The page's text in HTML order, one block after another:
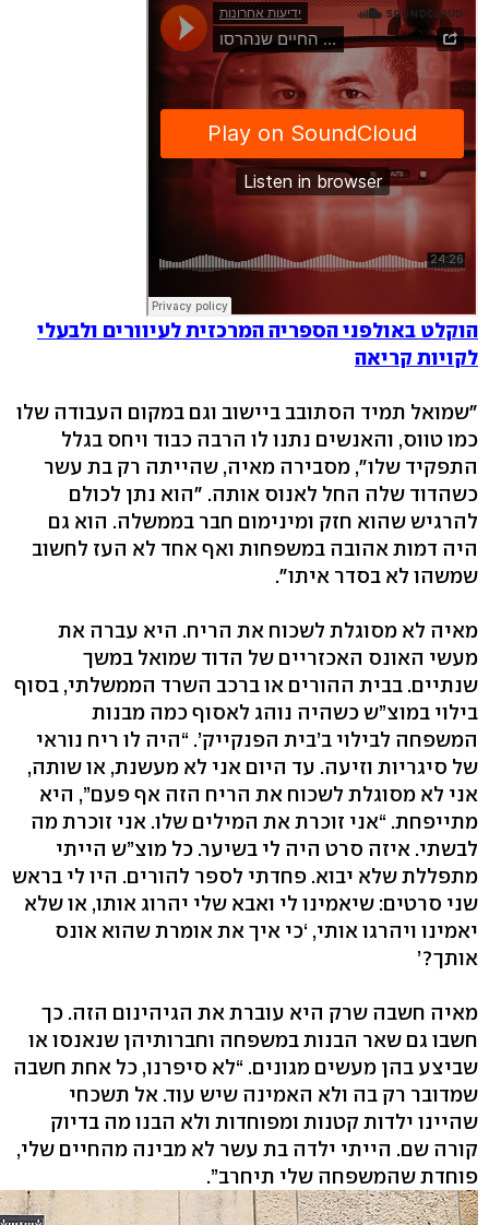
הוקלט באולפני הספריה המרכזית לעיוורים ולבעלי
לקויות קריאה
"שמואל תמיד הסתובב ביישוב וגם במקום העבודה שלו
כמו טווס, והאנשים נתנו לו הרבה כבוד ויחס בגלל
התפקיד שלו", מסבירה מאיה, שהייתה רק בת עשר
כשהדוד שלה החל לאנוס אותה. "הוא נתן לכולם
להרגיש שהוא חזק ומינימום חבר בממשלה. הוא גם
היה דמות אהובה במשפחות ואף אחד לא העז לחשוב
שמשהו לא בסדר איתו".
מאיה לא מסוגלת לשכוח את הריח. היא עברה את
מעשי האונס האכזריים של הדוד שמואל במשך
שנתיים. בבית ההורים או ברכב השרד הממשלתי, בסוף
בילוי במוצ”ש כשהיה נוהג לאסוף כמה מבנות
המשפחה לבילוי ב’בית הפנקייק’. “היה לו ריח נוראי
של סיגריות וזיעה. עד היום אני לא מעשנת, או שותה,
אני לא מסוגלת לשכוח את הריח הזה אף פעם”, היא
מתייפחת. “אני זוכרת את המילים שלו. אני זוכרת מה
לבשתי. איזה סרט היה לי בשיער. כל מוצ”ש הייתי
מתפללת שלא יבוא. פחדתי לספר להורים. היו לי בראש
שני סרטים: שיאמינו לי ואבא שלי יהרוג אותו, או שלא
יאמינו ויהרגו אותי, ‘כי איך את אומרת שהוא אונס
אותך?’
מאיה חשבה שרק היא עוברת את הגיהינום הזה. כך
חשבו גם שאר הבנות במשפחה וחברותיהן שנאנסו או
שביצע בהן מעשים מגונים. “לא סיפרנו, כל אחת חשבה
שמדובר רק בה ולא האמינה שיש עוד. אל תשכחי
שהיינו ילדות קטנות ומפוחדות ולא הבנו מה בדיוק
קורה שם. הייתי ילדה בת עשר לא מבינה מהחיים שלי,
פוחדת שהמשפחה שלי תיחרב”.